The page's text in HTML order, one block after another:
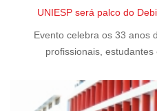
UNIESP será palco do
Evento celebra os 33 anos
profissionais,